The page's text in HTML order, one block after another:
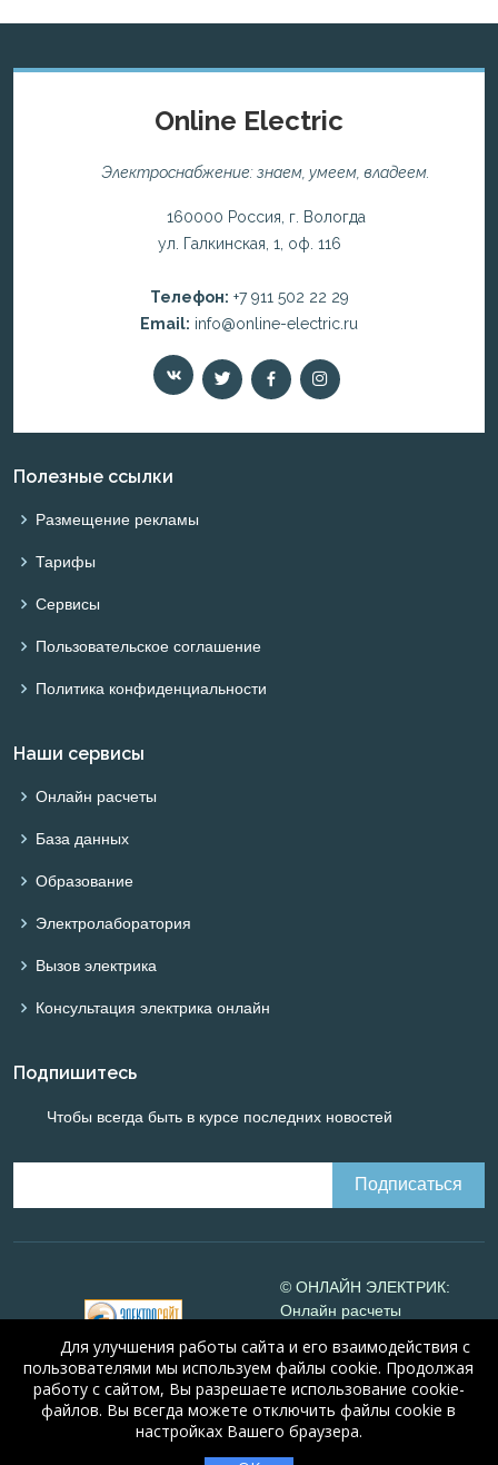
Online Electric
Электроснабжение: знаем, умеем, владеем.
160000 Россия, г. Вологда
ул. Галкинская, 1, оф. 116
Телефон: +7 911 502 22 29
Email: info@online-electric.ru
Полезные ссылки
Размещение рекламы
Тарифы
Сервисы
Пользовательское соглашение
Политика конфиденциальности
Наши сервисы
Онлайн расчеты
База данных
Образование
Электролаборатория
Вызов электрика
Консультация электрика онлайн
Подпишитесь
Чтобы всегда быть в курсе последних новостей
© ОНЛАЙН ЭЛЕКТРИК:
Онлайн расчеты
Online-electric.ru, 2008-
2026
© А.Н. Алюнов, 2008-2026
Свидетельство №16066
Для улучшения работы сайта и его взаимодействия с
пользователями мы используем файлы cookie. Продолжая
работу с сайтом, Вы разрешаете использование cookie-
файлов. Вы всегда можете отключить файлы cookie в
настройках Вашего браузера.